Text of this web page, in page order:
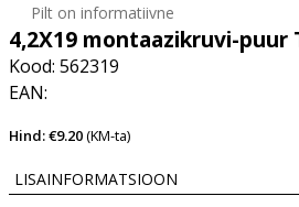
Pilt on informatiivne
4,2X19 montaazikruvi-puur
Kood: 562319
EAN:
Hind: €9.20(KM-ta)
LISAINFORMATSIOON